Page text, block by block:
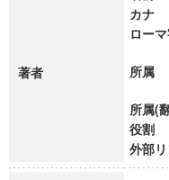
著者
カナ
ロー
所属
所属(
役割
外部